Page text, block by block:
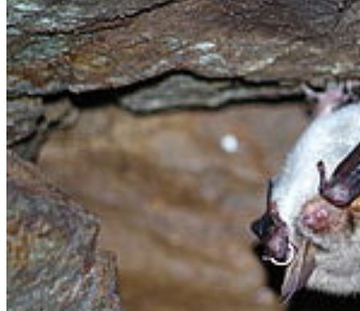
Karte
Campus Innenstadt Campus Berthold-Beitz-Platz Campus
Soldmannstraße Campus Loefflerstraße
Campus Innenstadt